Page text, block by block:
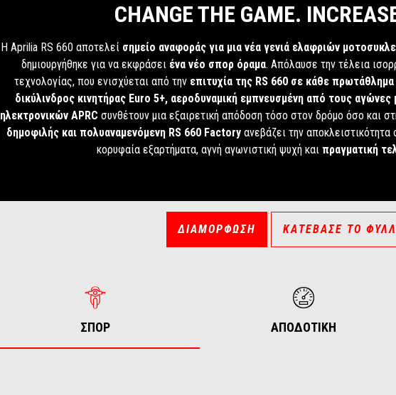
CHANGE THE GAME.
Η Aprilia RS 660 αποτελεί σημείο αναφοράς για μια νέα γενιά ελαφριών
δημιουργήθηκε για να εκφράσει ένα νέο σπορ όραμα. Απόλαυσε την τέλεια
τεχνολογίας, που ενισχύεται από την επιτυχία της RS 660 σε κάθε
δικύλινδρος κινητήρας Euro 5+, αεροδυναμική εμπνευσμένη από τους
ηλεκτρονικών APRC συνθέτουν μια εξαιρετική απόδοση τόσο στον δρόμο όσο και
δημοφιλής και πολυαναμενόμενη RS 660 Factoryανεβάζει την
κορυφαία εξαρτήματα, αγνή αγωνιστική ψυχή και πραγματική
ΔΙΑΜΟΡΦΩΣΗ ΚΑΤΕΒΑΣΕ ΤΟ
ΣΠΟΡ ΑΠΟΔΟΤΙΚΗ